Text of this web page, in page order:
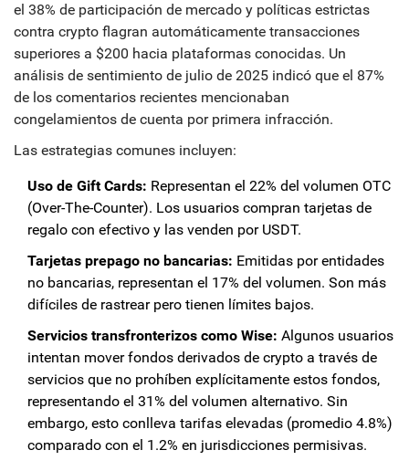
el 38% de participación de mercado y políticas estrictas
contra crypto flagran automáticamente transacciones
superiores a $200 hacia plataformas conocidas. Un
análisis de sentimiento de julio de 2025 indicó que el 87%
de los comentarios recientes mencionaban
congelamientos de cuenta por primera infracción.
Las estrategias comunes incluyen:
Uso de Gift Cards: Representan el 22% del volumen OTC
(Over-The-Counter). Los usuarios compran tarjetas de
regalo con efectivo y las venden por USDT.
Tarjetas prepago no bancarias: Emitidas por entidades
no bancarias, representan el 17% del volumen. Son más
difíciles de rastrear pero tienen límites bajos.
Servicios transfronterizos como Wise: Algunos usuarios
intentan mover fondos derivados de crypto a través de
servicios que no prohíben explícitamente estos fondos,
representando el 31% del volumen alternativo. Sin
embargo, esto conlleva tarifas elevadas (promedio 4.8%)
comparado con el 1.2% en jurisdicciones permisivas.